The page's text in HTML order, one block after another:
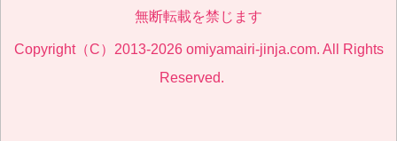
無断転載を禁じます
Copyright（C）2013-2026 omiyamairi-jinja.com. All Rights
Reserved.